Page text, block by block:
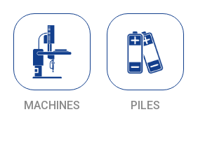
MACHINES PILES